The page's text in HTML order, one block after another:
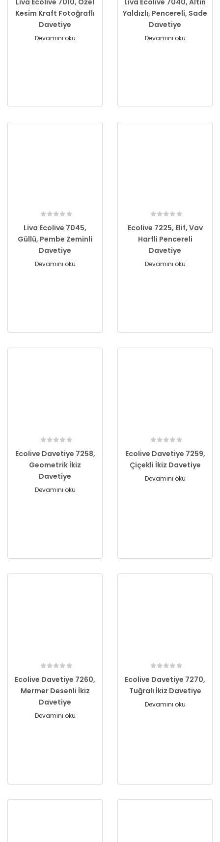
Liva Ecolive 7010, Özel
Kesim Kraft Fotoğraflı
Davetiye
Devamını oku
Liva Ecolive 7040, Altın
Yaldızlı, Pencereli, Sade
Davetiye
Devamını oku
Liva Ecolive 7045,
Güllü, Pembe Zeminli
Davetiye
Devamını oku
Ecolive 7225, Elif, Vav
Harfli Pencereli
Davetiye
Devamını oku
Ecolive Davetiye 7258,
Geometrik İkiz
Davetiye
Devamını oku
Ecolive Davetiye 7259,
Çiçekli İkiz Davetiye
Devamını oku
Ecolive Davetiye 7260,
Mermer Desenli İkiz
Davetiye
Devamını oku
Ecolive Davetiye 7270,
Tuğralı İkiz Davetiye
Devamını oku